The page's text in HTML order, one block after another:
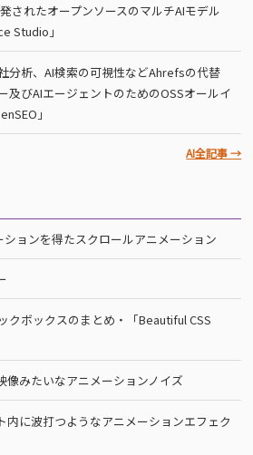
されたオープンソースのマルチAIモデル
Studio」
分析、AI検索の可視性などAhrefsの代替
及びAIエージェントのためのOSSオールイ
」
AI全記事 →
ョンを得たスクロールアニメーション
クボックスのまとめ・「Beautiful CSS
像みたいなアニメーションノイズ
内に波打つようなアニメーションエフェク